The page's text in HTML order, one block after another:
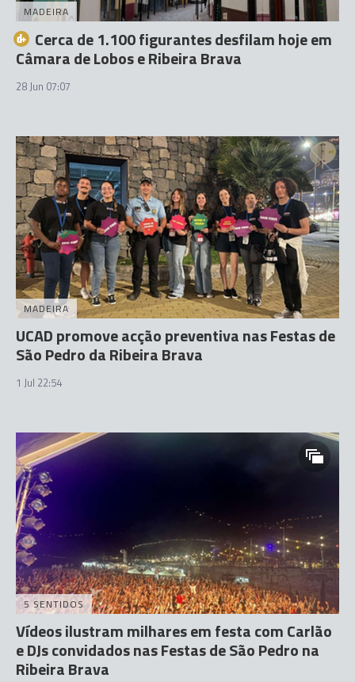
MADEIRA
Cerca de 1.100 figurantes desfilam hoje em
Câmara de Lobos e Ribeira Brava
28 Jun 07:07
MADEIRA
UCAD promove acção preventiva nas Festas de
São Pedro da Ribeira Brava
1 Jul 22:54
5 SENTIDOS
Vídeos ilustram milhares em festa com Carlão
e DJs convidados nas Festas de São Pedro na
Ribeira Brava